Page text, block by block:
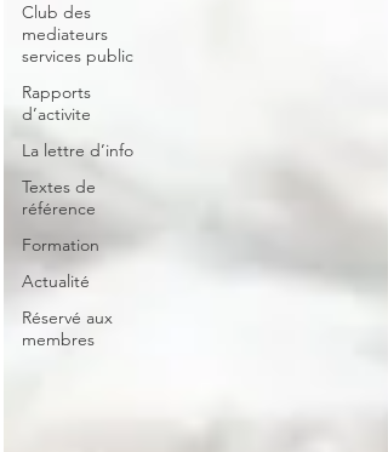
Club des
mediateurs
services public
Rapports
d’activite
La lettre d’info
Textes de
référence
Formation
Actualité
Réservé aux
membres